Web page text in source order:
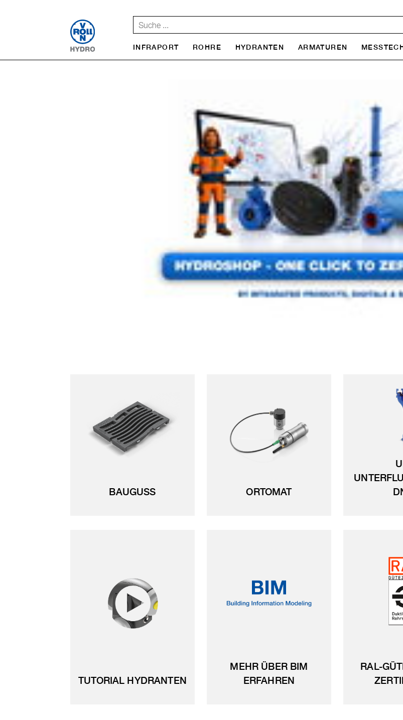
INFRAPORT ROHRE HYDRANTEN ARMATUREN
BAUGUSS ORTOMAT
TUTORIAL HYDRANTEN
MEHR ÜBER BIM
ERFAHREN
RAL-